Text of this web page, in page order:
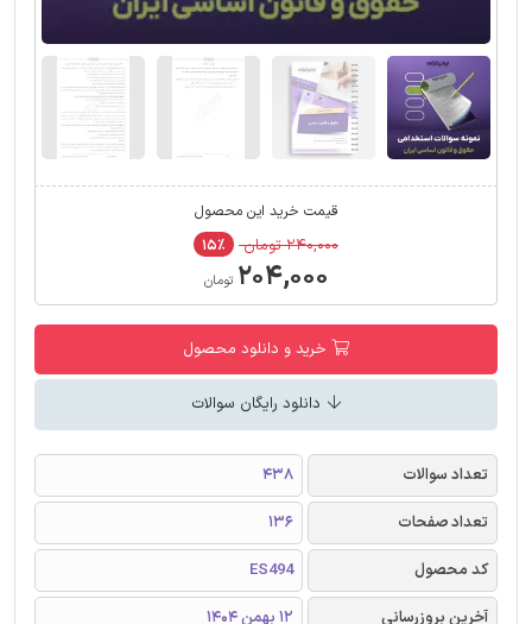
قیمت خرید این محصول
۲۴۰,۰۰۰ تومان ۱۵٪
۲۰۴,۰۰۰ تومان
خرید و دانلود محصول
دانلود رایگان سوالات
تعداد سوالات
438
تعداد صفحات
136
کد محصول
ES494
آخرین بروزرسانی
12 بهمن 1404